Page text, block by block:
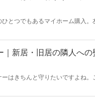
とつでもあるマイホーム購入
を素敵な新築祝いギフトでお祝
｜新居・旧居の隣人へ
はきちんと守りたいですよね
ナー、熨斗の書き方の解説に加